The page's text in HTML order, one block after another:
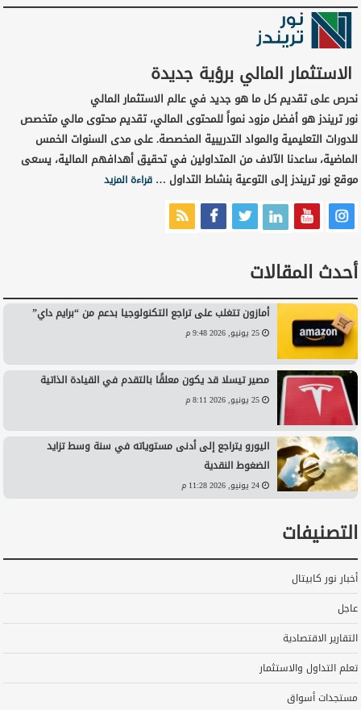
الاستثمار المالي برؤية جديدة
نحرص على تقديم كل ما هو جديد في عالم الاستثمار المالي
نور تريندز هو أفضل مزود نمواً للمحتوى المالي، تقديم محتوى مالي متخصص
للدورات التعليمية والمواد التدريبية المخصصة. على مدى السنوات الخمس
الماضية، ساعدنا الآلاف من المتداولين في تحقيق أهدافهم المالية، يسعى
موقع نور تريندز إلى التوعية بنشاط التداول …قراءة المزيد
أحدث المقالات
أمازون تتغلب على تراجع التكنولوجيا بدعم من “برايم داي”
25 يونيو, 2026 9:48 م
مصير تيسلا قد يكون معلقًا بالتقدم في القيادة الذاتية
25 يونيو, 2026 8:11 م
اليورو يتراجع إلى أدنى مستوياته في سنة وسط تزايد
الضغوط النقدية
24 يونيو, 2026 11:28 م
التصنيفات
أخبار نور كابيتال
عاجل
التقارير الاقتصادية
تعلم التداول والاستثمار
مستجدات أسواق